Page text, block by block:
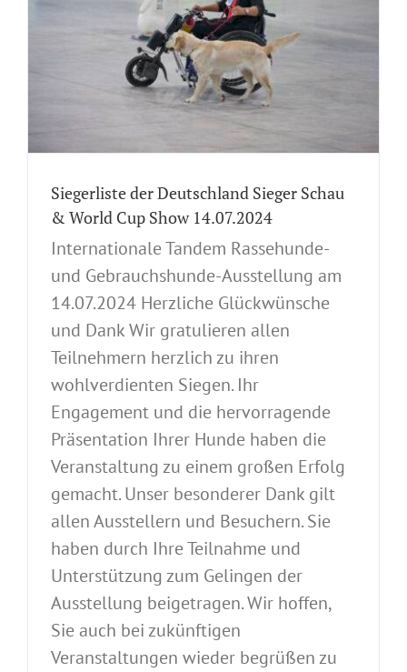
Siegerliste der Deutschland Sieger Schau
& World Cup Show 14.07.2024
Internationale Tandem Rassehunde-
und Gebrauchshunde-Ausstellung am
14.07.2024 Herzliche Glückwünsche
und Dank Wir gratulieren allen
Teilnehmern herzlich zu ihren
wohlverdienten Siegen. Ihr
Engagement und die hervorragende
Präsentation Ihrer Hunde haben die
Veranstaltung zu einem großen Erfolg
gemacht. Unser besonderer Dank gilt
allen Ausstellern und Besuchern. Sie
haben durch Ihre Teilnahme und
Unterstützung zum Gelingen der
Ausstellung beigetragen. Wir hoffen,
Sie auch bei zukünftigen
Veranstaltungen wieder begrüßen zu